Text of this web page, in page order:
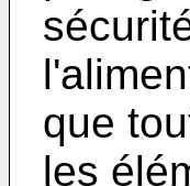
que
les